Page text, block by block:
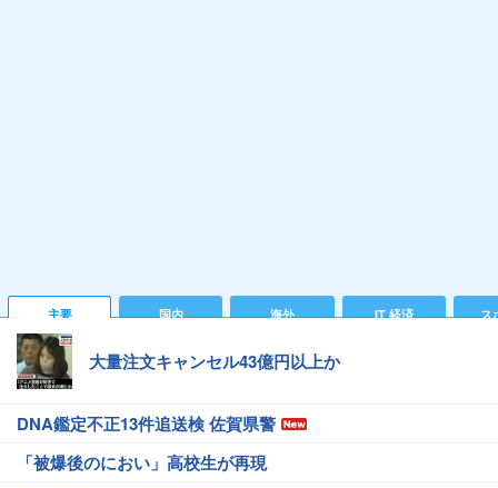
主要 国内 海外 IT 経済 ス
大量注文キャンセル43億円以上か
DNA鑑定不正13件追送検 佐賀県警
「被爆後のにおい」高校生が再現